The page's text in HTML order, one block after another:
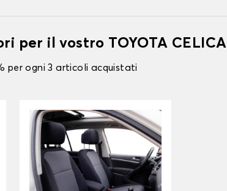
per il vostro TOYOTA CELICA
per ogni 3 articoli acquistati